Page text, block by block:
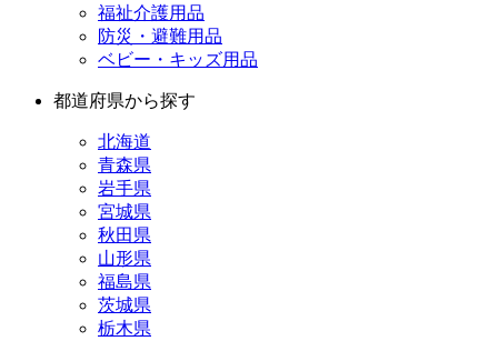
福祉介護用品
防災・避難用品
ベビー・キッズ用品
都道府県から探す
北海道
青森県
岩手県
宮城県
秋田県
山形県
福島県
茨城県
栃木県